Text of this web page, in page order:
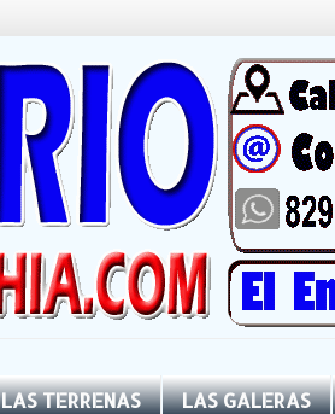
LAS TERRENAS LAS GALERAS